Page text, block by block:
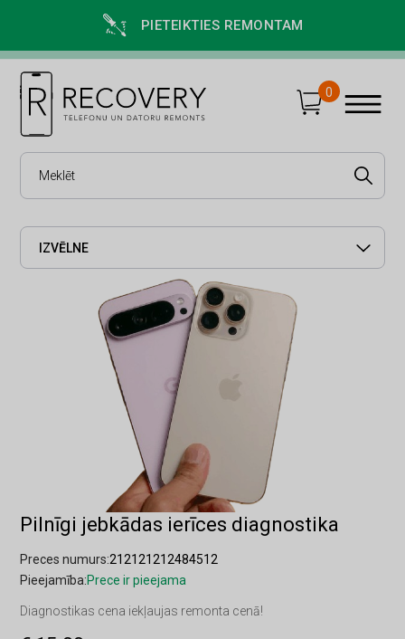
PIETEIKTIES REMONTAM
0
IZVĒLNE
Pilnīgi jebkādas ierīces diagnostika
Preces numurs:212121212484512
Pieejamība:Prece ir pieejama
Diagnostikas cena iekļaujas remonta cenā!